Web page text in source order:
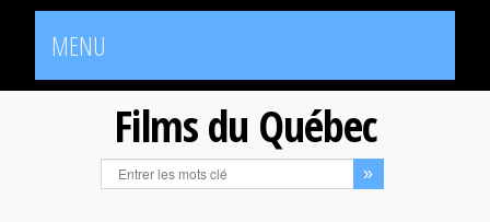
MENU
Films du Québec